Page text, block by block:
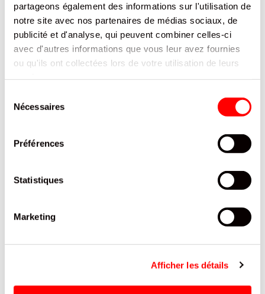
partageons également des informations sur l'utilisation de
notre site avec nos partenaires de médias sociaux, de
publicité et d'analyse, qui peuvent combiner celles-ci
avec d'autres informations que vous leur avez fournies
ou qu'ils ont collectées lors de votre utilisation de leurs
Nécessaires
Préférences
Statistiques
Marketing
Afficher les détails
SUCETTE LICORNE MALLOW POP FIZZY EMBALLAGE INDIVIDUEL 35
FIZZY